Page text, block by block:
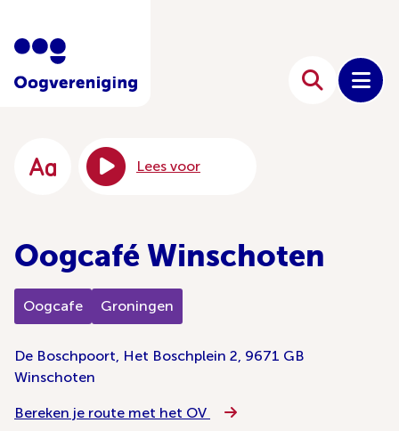
Lees voor
Oogcafé Winschoten
Oogcafe Groningen
De Boschpoort, Het Boschplein 2, 9671 GB
Winschoten
Bereken je route met het OV